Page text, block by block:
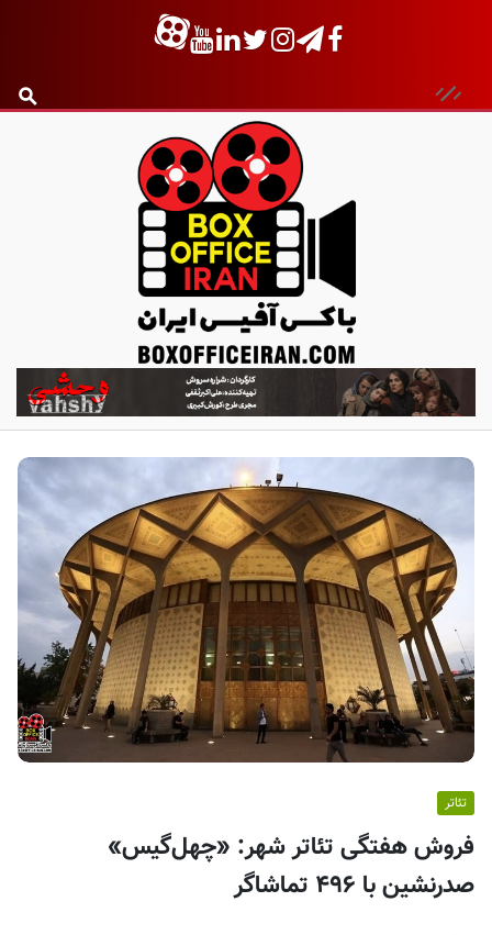
ب
ا
ک
س
ف
ی
س
ا
ی
ر
ا
ن
تئاتر
فروش هفتگی تئاتر شهر: «چهل‌گیس»
صدرنشین با ۴۹۶ تماشاگر